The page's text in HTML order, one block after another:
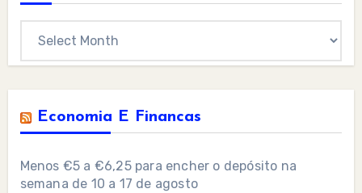
Economia E Financas
Menos €5 a €6,25 para encher o depósito na
semana de 10 a 17 de agosto